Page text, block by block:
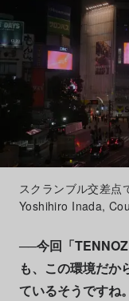
スクランブル交差
Yoshihiro Inada,
──今回「
も、この環境だか
ているそうですね。